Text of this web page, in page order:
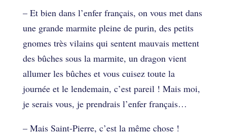
– Et bien dans l’enfer français, on vous met dans
une grande marmite pleine de purin, des petits
gnomes très vilains qui sentent mauvais mettent
des bûches sous la marmite, un dragon vient
allumer les bûches et vous cuisez toute la
journée et le lendemain, c’est pareil ! Mais moi,
je serais vous, je prendrais l’enfer français…
– Mais Saint-Pierre, c’est la même chose !